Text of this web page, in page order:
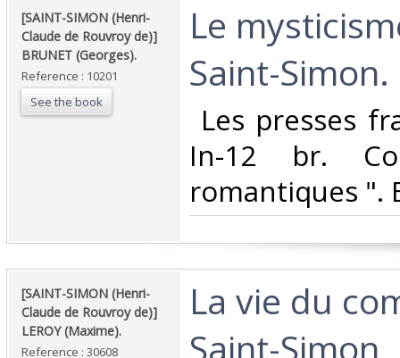
‎[SAINT-SIMON (Henri-
Claude de Rouvroy de)]
BRUNET (Georges).‎
Reference : 10201
See the book
‎Le
Saint-Simon.‎
Les presses
In-12 br.
romantiques ".
‎[SAINT-SIMON (Henri-
Claude de Rouvroy de)]
LEROY (Maxime).‎
Reference : 30608
‎La vie du
Saint-